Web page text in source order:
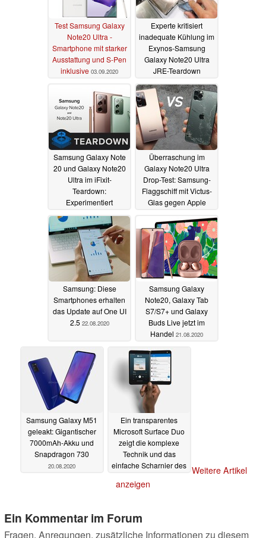
Test Samsung Galaxy
Note20 Ultra -
Smartphone mit starker
Ausstattung und S-Pen
inklusive 03.09.2020
Experte kritisiert
inadequate Kühlung im
Exynos-Samsung
Galaxy Note20 Ultra
JRE-Teardown
28.08.2020
Samsung Galaxy Note
20 und Galaxy Note20
Ultra im iFixit-
Teardown:
Experimentiert
Samsung mit einer
neuen Kühlung?
25.08.2020
Überraschung im
Galaxy Note20 Ultra
Drop-Test: Samsung-
Flaggschiff mit Victus-
Glas gegen Apple
24.08.2020
Samsung: Diese
Smartphones erhalten
das Update auf One UI
2.5 22.08.2020
Samsung Galaxy
Note20, Galaxy Tab
S7/S7+ und Galaxy
Buds Live jetzt im
Handel 21.08.2020
Samsung Galaxy M51
geleakt: Gigantischer
7000mAh-Akku und
Snapdragon 730
20.08.2020
Ein transparentes
Microsoft Surface Duo
zeigt die komplexe
Technik und das
einfache Scharnier des Weitere Artikel
anzeigen
Ein Kommentar im Forum
Fragen, Anregungen, zusätzliche Informationen zu diesem